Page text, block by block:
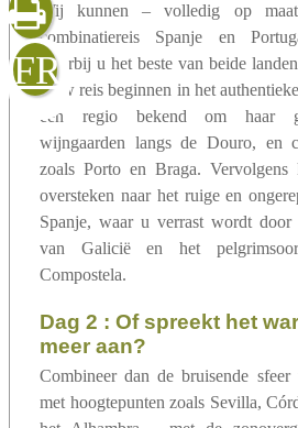
FR
sluiten verzenden
Wij kunnen – volledig op
combinatiereis Spanje en
waarbij u het beste van beide
u uw reis beginnen in het
een regio bekend om haar
wijngaarden langs de Douro, en
zoals Porto en Braga.
oversteken naar het ruige en
Spanje, waar u verrast wordt
van Galicië en het
Compostela.
dag 2 : Of spreekt het warme zuiden u
meer aan?
Combineer dan de bruisende
met hoogtepunten zoals Sevilla,